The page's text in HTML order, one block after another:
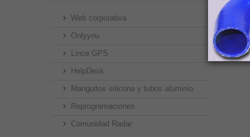
Web corporativa
Onlyyou
Lince GPS
HelpDesk
Manguitos silicona y tubos aluminio
Reprogramaciones
Comunidad Radar